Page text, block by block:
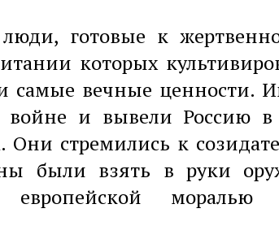
готовые к
которых
самые вечные ценности.
и вывели Россию в
стремились к
были взять в руки
европейской моралью